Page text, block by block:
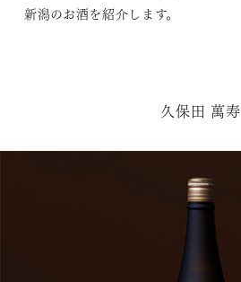
新潟のお酒を紹介します。
久保田 萬寿